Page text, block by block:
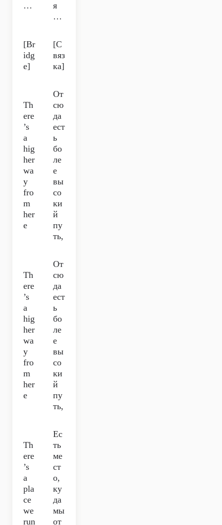
…
я
…
[Br
idg
e]
[С
вяз
ка]
Th
ere
’s
a
hig
her
wa
y
fro
m
her
e
От
сю
да
ест
ь
бо
ле
е
вы
со
ки
й
пу
ть,
Th
ere
’s
a
hig
her
wa
y
fro
m
her
e
От
сю
да
ест
ь
бо
ле
е
вы
со
ки
й
пу
ть,
Th
ere
’s
a
pla
ce
we
run
Ес
ть
ме
ст
о,
ку
да
мы
от